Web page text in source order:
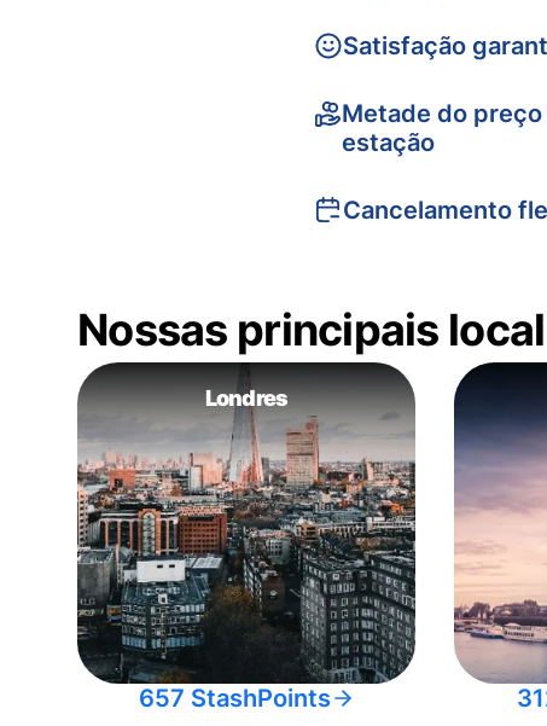
Satisfação
Metade do
estação
Cancelamento
Nossas principais
Londres
657 StashPoints